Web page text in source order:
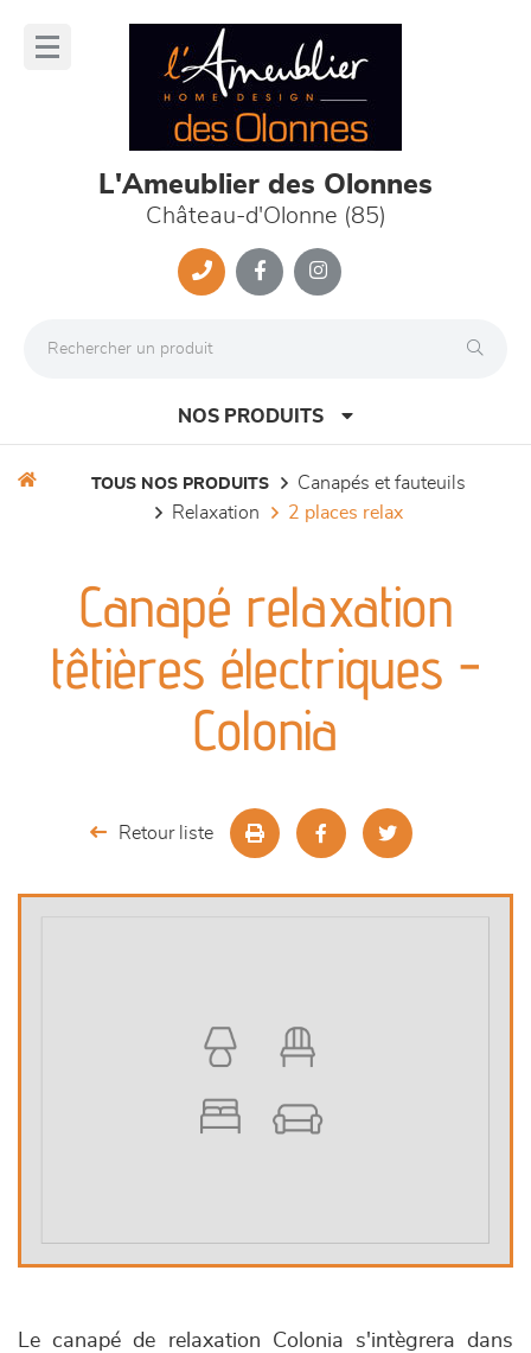
L'Ameublier des Olonnes
Château-d'Olonne (85)
NOS PRODUITS
séjours
meubles de complément
chambres et dressing
TOUS NOS PRODUITS
canapés et fauteuils
relaxation
2 places relax
Canapé relaxation
têtières électriques -
Colonia
Retour liste
Le canapé de relaxation Colonia s'intègrera dans